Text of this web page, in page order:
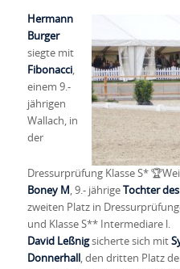
Hermann
Burger
siegte mit
Fibonacci,
einem 9.-
jährigen
Wallach, in
der
Dressurprüfung Klasse S* 🏆
Boney M
, 9.- jährige Tochter
zweiten Platz in
und Klasse S** Intermediare l.
David Leßnigsicherte sich mit
Donnerhall
, den dritten Platz